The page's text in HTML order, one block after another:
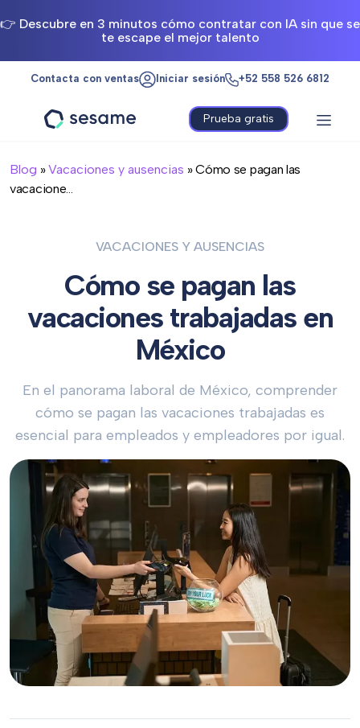
👉 Descubre en 3 minutos cómo contratar con IA sin que se
te escape el mejor talento
Contacta con ventas Iniciar sesión +52 558 526 6812
Prueba gratis
Blog »Vacaciones y ausencias » Cómo se pagan las
vacacione...
VACACIONES Y AUSENCIAS
Cómo se pagan las
vacaciones trabajadas en
México
En el panorama laboral de México, comprender
cómo se pagan las vacaciones trabajadas es
esencial para empleados y empleadores por igual.